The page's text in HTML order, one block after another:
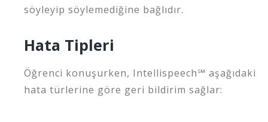
söyleyip söylemediğine bağlıdır.
Hata Tipleri
Öğrenci konuşurken, Intellispeech℠ aşağıdaki
hata türlerine göre geri bildirim sağlar: